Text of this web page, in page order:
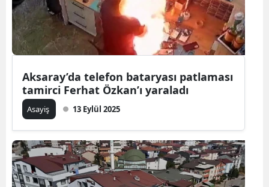
Aksaray’da telefon bataryası patlaması
tamirci Ferhat Özkan’ı yaraladı
Asayiş 13 Eylül 2025